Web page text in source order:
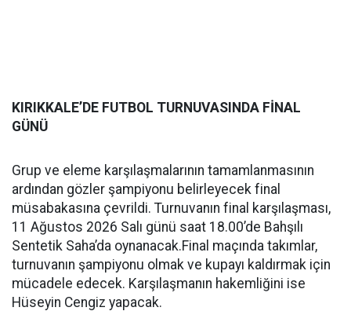
KIRIKKALE’DE FUTBOL TURNUVASINDA FİNAL
GÜNÜ
Grup ve eleme karşılaşmalarının tamamlanmasının
ardından gözler şampiyonu belirleyecek final
müsabakasına çevrildi. Turnuvanın final karşılaşması,
11 Ağustos 2026 Salı günü saat 18.00’de Bahşılı
Sentetik Saha’da oynanacak.Final maçında takımlar,
turnuvanın şampiyonu olmak ve kupayı kaldırmak için
mücadele edecek. Karşılaşmanın hakemliğini ise
Hüseyin Cengiz yapacak.